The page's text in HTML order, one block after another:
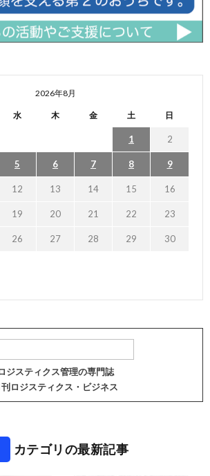
2026年8月
水 木 金 土 日
1 2
5 6 7 8 9
12 13 14 15 16
19 20 21 22 23
26 27 28 29 30
ジスティクス管理の専門誌
刊ロジスティクス・ビジネス
カテゴリの最新記事